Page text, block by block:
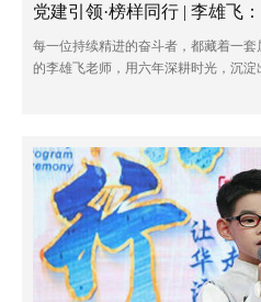
每一位持续精进的奋斗者，都藏着一
的李雄飞老师，用六年深耕时光，沉
问”三大职业心法，不仅成就了个人的